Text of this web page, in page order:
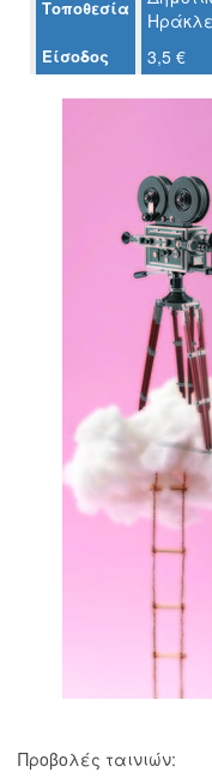
Τοποθεσία
Είσοδος 3,5 €
Προβολές ταινιών: